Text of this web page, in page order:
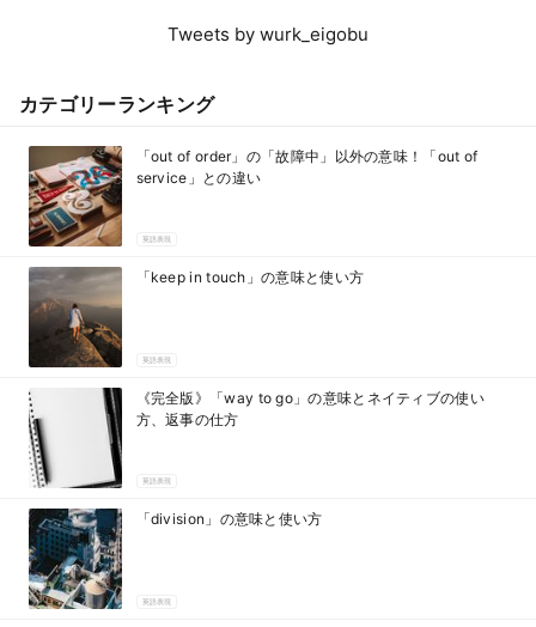
Tweets by wurk_eigobu
カテゴリーランキング
「out of order」の「故障中」以外の意味！「out of
service」との違い
英語表現
「keep in touch」の意味と使い方
英語表現
《完全版》「way to go」の意味とネイティブの使い
方、返事の仕方
英語表現
「division」の意味と使い方
英語表現